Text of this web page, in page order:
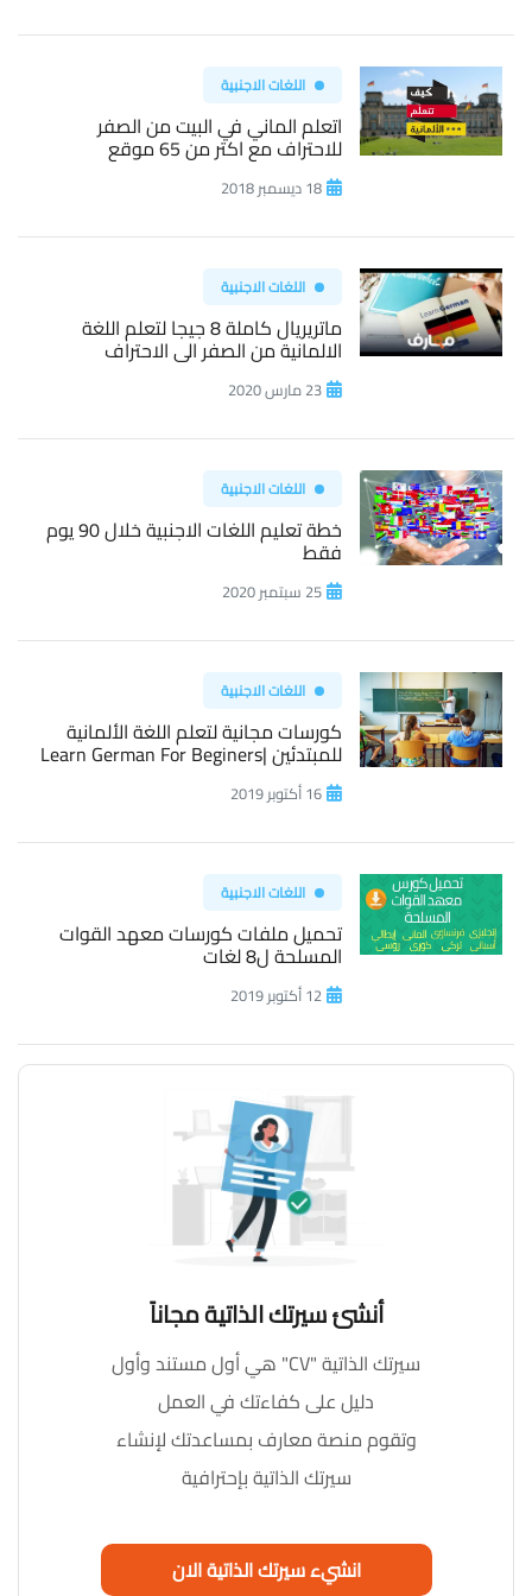
اللغات الاجنبية
اتعلم الماني في البيت من الصفر
للاحتراف مع اكتر من 65 موقع
18 ديسمبر 2018
اللغات الاجنبية
ماتريريال كاملة 8 جيجا لتعلم اللغة
الالمانية من الصفر الى الاحتراف
23 مارس 2020
اللغات الاجنبية
خطة تعليم اللغات الاجنبية خلال 90 يوم
فقط
25 سبتمبر 2020
اللغات الاجنبية
كورسات مجانية لتعلم اللغة الألمانية
للمبتدئين |Learn German For Beginers
16 أكتوبر 2019
اللغات الاجنبية
تحميل ملفات كورسات معهد القوات
المسلحة ل8 لغات
12 أكتوبر 2019
أنشئ سيرتك الذاتية مجاناً
سيرتك الذاتية "CV" هي أول مستند وأول
دليل على كفاءتك في العمل
وتقوم منصة معارف بمساعدتك لإنشاء
سيرتك الذاتية بإحترافية
انشيء سيرتك الذاتية الان